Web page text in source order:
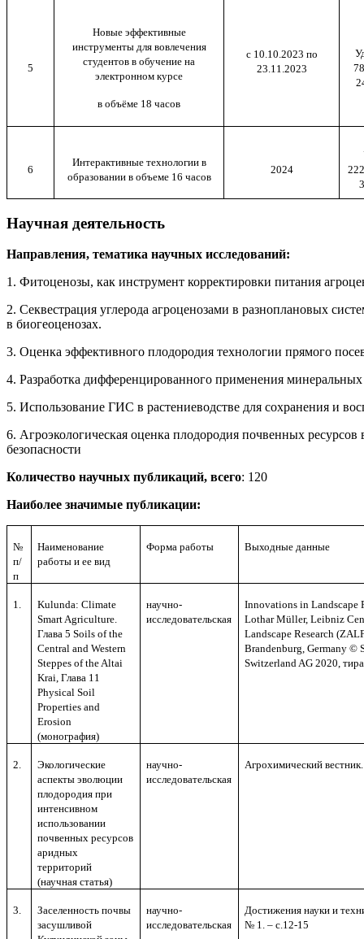
5
Новые эффективные
инструменты для вовлечения
студентов в обучение на
электронном курсе
в объёме 18 часов
с 10.10.2023 по
23.11.2023
6
Интерактивные технологии в
образовании в объеме 16 часов
2024
Научная деятельность
Направления, тематика научных исследований:
1. Фитоценозы, как инструмент корректировки питания
2. Секвестрация углерода агроценозами в разноплановых
в биогеоценозах.
3. Оценка эффективного плодородия технологии прямого
4. Разработка дифференцированного применения
5. Использование ГИС в растениеводстве для сохранения и
6. Агроэкологическая оценка плодородия почвенных
безопасности
Количество научных публикаций, всего: 120
Наиболее значимые публикации:
№
п/
п
Наименование
работы и ее вид
Форма работы Выходные данные
1.
Kulunda: Climate
Smart Agriculture.
Глава 5 Soils of the
Central and Western
Steppes of the Altai
Krai, Глава 11
Physical Soil
Properties and
Erosion
(монография)
научно-
исследовательская
Innovations in Landscape
Lothar Müller, Leibniz
Landscape Research
Brandenburg, Germany ©
Switzerland AG 2020,
2.
Экологические
аспекты эволюции
плодородия при
интенсивном
использовании
почвенных ресурсов
аридных
территорий
(научная статья)
научно-
исследовательская
Агрохимический
3.
Заселенность почвы
засушливой
научно-
исследовательская
Достижения науки и
№ 1. – с.12-15